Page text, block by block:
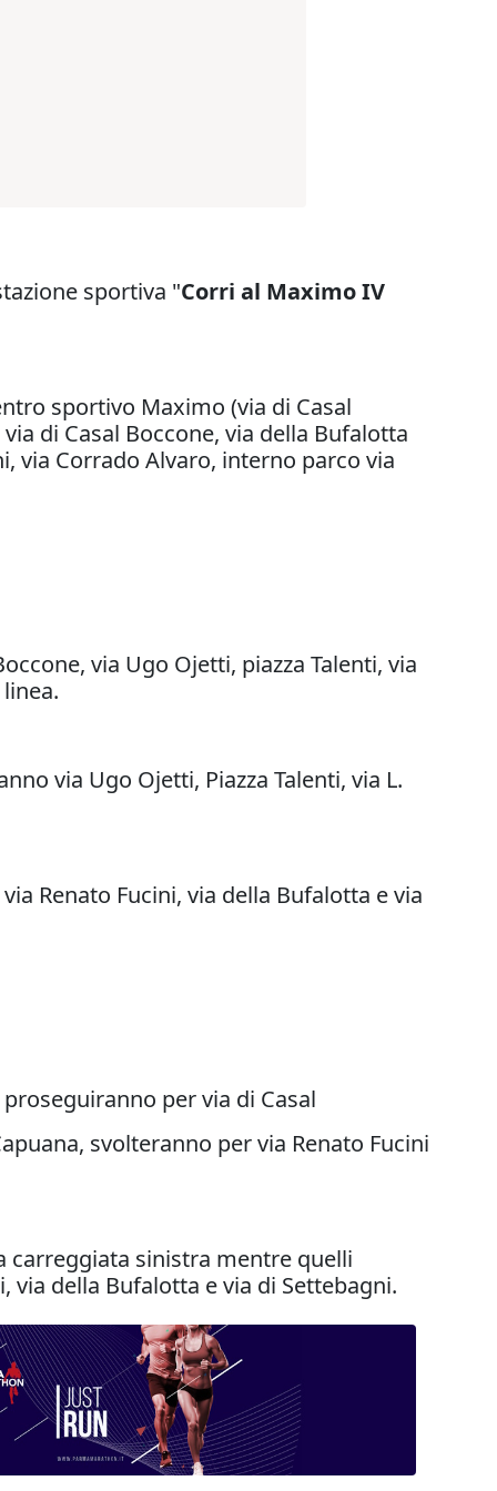
sportiva "Corri al Maximo IV
sportivo Maximo (via di Casal
di Casal Boccone, via della Bufalotta
via Corrado Alvaro, interno parco via
via Ugo Ojetti, piazza Talenti, via
via Ugo Ojetti, Piazza Talenti, via L.
Renato Fucini, via della Bufalotta e via
per via di Casal
svolteranno per via Renato Fucini
carreggiata sinistra mentre quelli
via della Bufalotta e via di Settebagni.